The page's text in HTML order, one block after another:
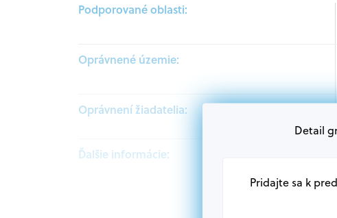
Podporované oblasti:
Oprávnené územie:
Oprávnení žiadatelia:
Ďalšie informácie:
Detail
Pridajte sa k